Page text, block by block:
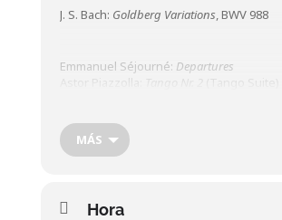
J. S. Bach: Goldberg Variations, BWV 988
Emmanuel Séjourné: Departures
Astor Piazzolla:
Daniel Nikolas Wirtz:
MÁS
Hora